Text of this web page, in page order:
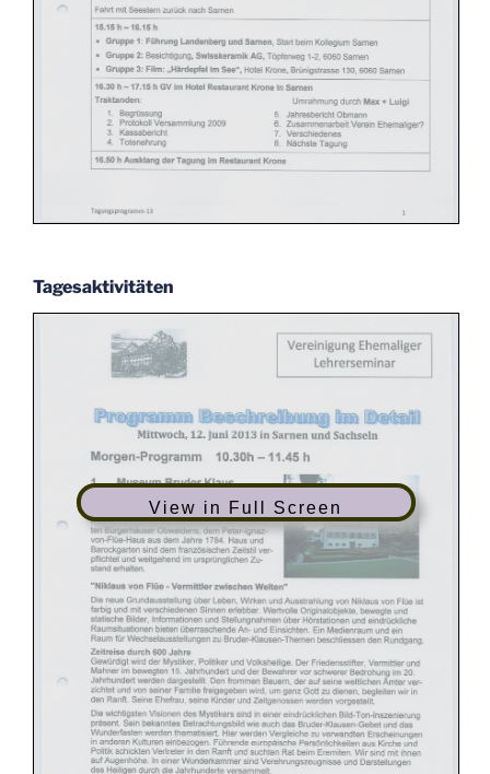
Tagesaktivitäten
View in Full Screen